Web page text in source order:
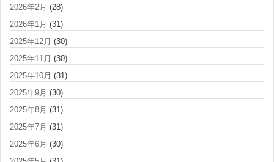
2026年2月 (28)
2026年1月 (31)
2025年12月 (30)
2025年11月 (30)
2025年10月 (31)
2025年9月 (30)
2025年8月 (31)
2025年7月 (31)
2025年6月 (30)